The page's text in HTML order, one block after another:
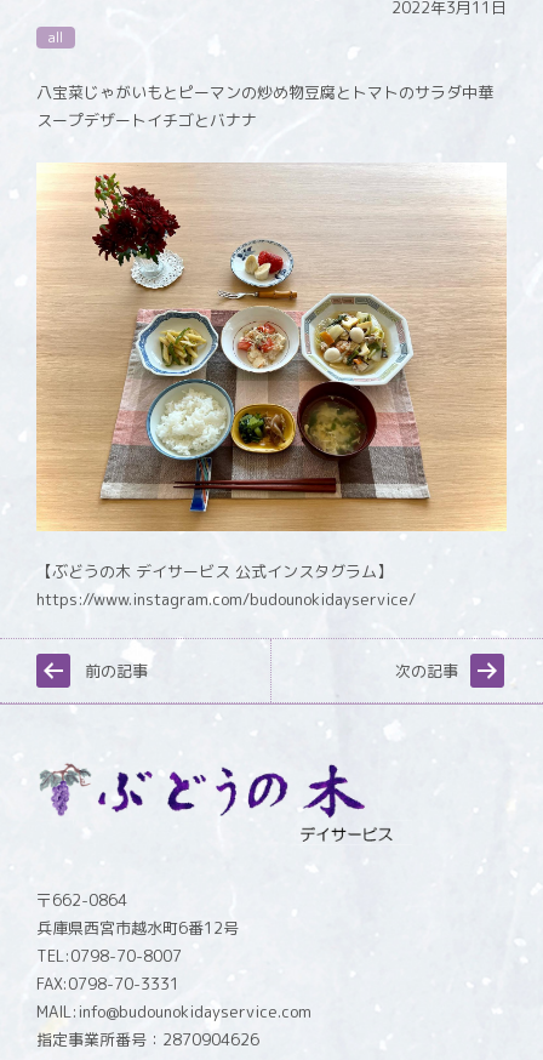
2022年3月11日
all
八宝菜じゃがいもとピーマンの炒め物豆腐とトマトのサラダ中華
スープデザートイチゴとバナナ
【ぶどうの木 デイサービス 公式インスタグラム】
https://www.instagram.com/budounokidayservice/
前の記事 次の記事
〒662-0864
兵庫県西宮市越水町6番12号
TEL:0798-70-8007
FAX:0798-70-3331
MAIL:info@budounokidayservice.com
指定事業所番号：2870904626